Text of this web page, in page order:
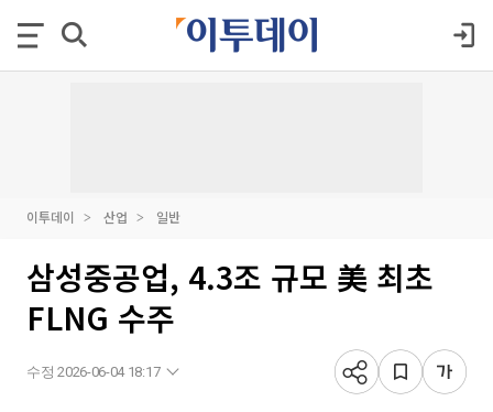
이투데이 산업 일반
삼성중공업, 4.3조 규모 美 최초
FLNG 수주
수정 2026-06-04 18:17